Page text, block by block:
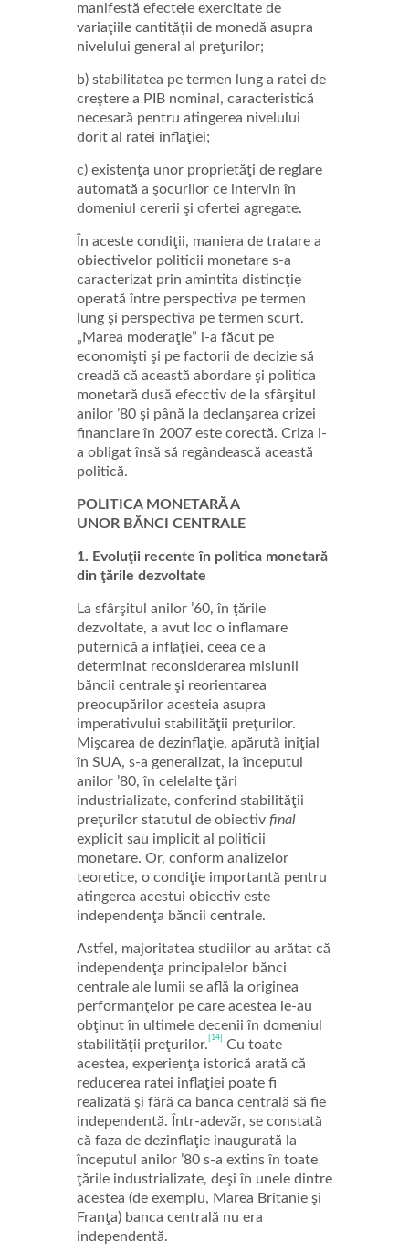
manifestă efectele exercitate de
variaţiile cantităţii de monedă asupra
nivelului general al preţurilor;
b) stabilitatea pe termen lung a ratei de
creştere a PIB nominal, caracteristică
necesară pentru atingerea nivelului
dorit al ratei inflaţiei;
c) existenţa unor proprietăţi de reglare
automată a şocurilor ce intervin în
domeniul cererii şi ofertei agregate.
În aceste condiţii, maniera de tratare a
obiectivelor politicii monetare s-a
caracterizat prin amintita distincţie
operată între perspectiva pe termen
lung şi perspectiva pe termen scurt.
„Marea moderaţie” i-a făcut pe
economişti şi pe factorii de decizie să
creadă că această abordare şi politica
monetară dusă efecctiv de la sfârşitul
anilor ’80 şi până la declanşarea crizei
financiare în 2007 este corectă. Criza i-
a obligat însă să regândească această
politică.
POLITICA MONETARĂ A
UNOR BĂNCI CENTRALE
1. Evoluţii recente în politica monetară
din ţările dezvoltate
La sfârşitul anilor ’60, în ţările
dezvoltate, a avut loc o inflamare
puternică a inflaţiei, ceea ce a
determinat reconsiderarea misiunii
băncii centrale şi reorientarea
preocupărilor acesteia asupra
imperativului stabilităţii preţurilor.
Mişcarea de dezinflaţie, apărută iniţial
în SUA, s-a generalizat, la începutul
anilor ’80, în celelalte ţări
industrializate, conferind stabilităţii
preţurilor statutul de obiectiv final
explicit sau implicit al politicii
monetare. Or, conform analizelor
teoretice, o condiţie importantă pentru
atingerea acestui obiectiv este
independenţa băncii centrale.
Astfel, majoritatea studiilor au arătat că
independenţa principalelor bănci
centrale ale lumii se află la originea
performanţelor pe care acestea le-au
obţinut în ultimele decenii în domeniul
stabilităţii preţurilor. [14]
Cu toate
acestea, experienţa istorică arată că
reducerea ratei inflaţiei poate fi
realizată şi fără ca banca centrală să fie
independentă. Într-adevăr, se constată
că faza de dezinflaţie inaugurată la
începutul anilor ’80 s-a extins în toate
ţările industrializate, deşi în unele dintre
acestea (de exemplu, Marea Britanie şi
Franţa) banca centrală nu era
independentă.